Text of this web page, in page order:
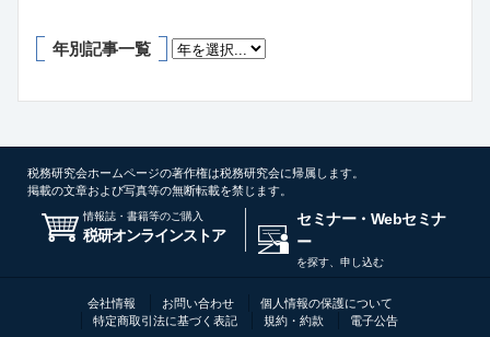
年別記事一覧
税務研究会ホームページの著作権は税務研究会に帰属します。
掲載の文章および写真等の無断転載を禁じます。
情報誌・書籍等のご購入
税研オンラインストア
セミナー・Webセミナ
ー
を探す、申し込む
会社情報 お問い合わせ
個人情報の保護について
特定商取引法に基づく表記
規約・約款 電子公告